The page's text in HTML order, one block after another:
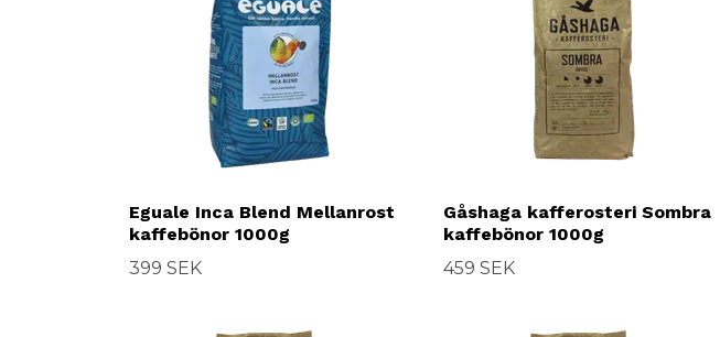
Eguale Inca Blend Mellanrost
kaffebönor 1000g
399 SEK
Gåshaga kafferosteri Sombra
kaffebönor 1000g
459 SEK